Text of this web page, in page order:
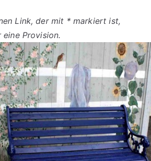
Link, der mit * markiert ist,
Provision.